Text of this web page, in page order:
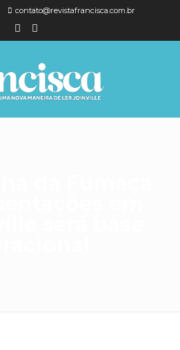
contato@revistafrancisca.com.br